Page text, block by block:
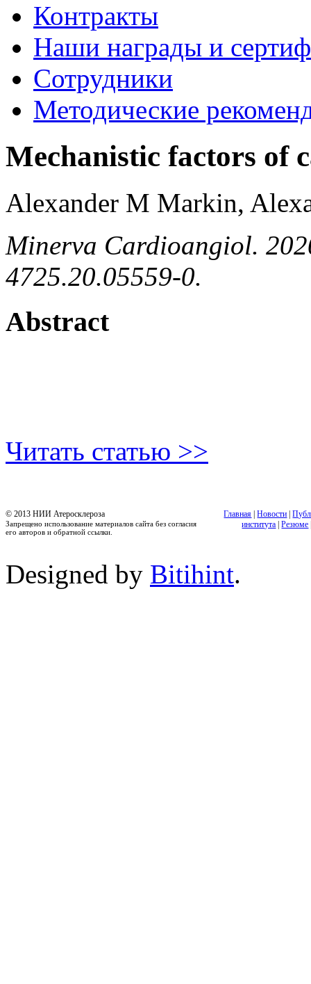
Контракты
Наши награды и
Сотрудники
Методические
Mechanistic factors of
Alexander M Markin,
Minerva Cardioangiol.
4725.20.05559-0.
Abstract
Читать статью >>
© 2013 НИИ Атеросклероза
Запрещено использование материалов сайта без согласия
его авторов и обратной ссылки.
Главная |Новости |
института |Резюме
Designed by Bitihint.